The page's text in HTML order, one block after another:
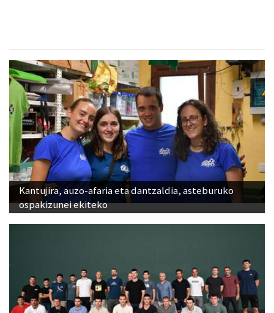
Kantujira, auzo-afaria eta dantzaldia, asteburuko
ospakizunei ekiteko